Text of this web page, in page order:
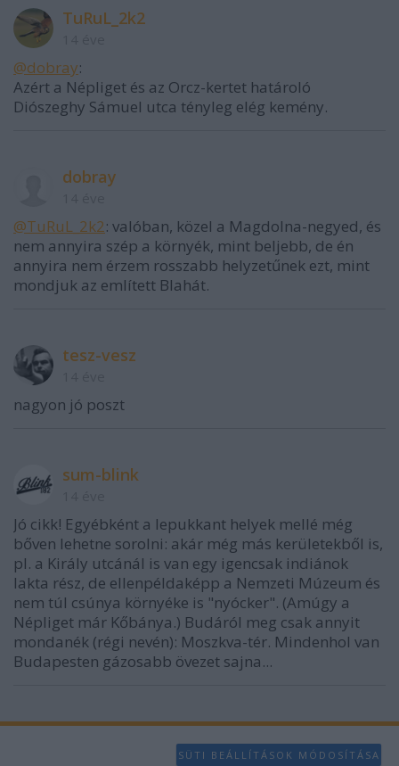
TuRuL_2k2
@dobray:
Azért a Népliget és az Orcz-kertet határoló
Diószeghy Sámuel utca tényleg elég kemény.
dobray
@TuRuL_2k2: valóban, közel a Magdolna-negyed, és
nem annyira szép a környék, mint beljebb, de én
annyira nem érzem rosszabb helyzetűnek ezt, mint
mondjuk az említett Blahát.
tesz-vesz
nagyon jó poszt
sum-blink
Jó cikk! Egyébként a lepukkant helyek mellé még
bőven lehetne sorolni: akár még más kerületekből is,
pl. a Király utcánál is van egy igencsak indiánok
lakta rész, de ellenpéldaképp a Nemzeti Múzeum és
nem túl csúnya környéke is "nyócker". (Amúgy a
Népliget már Kőbánya.) Budáról meg csak annyit
mondanék (régi nevén): Moszkva-tér. Mindenhol van
Budapesten gázosabb övezet sajna...
SÜTI BEÁLLÍTÁSOK MÓDOSÍTÁSA